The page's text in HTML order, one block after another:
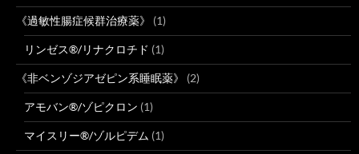
《過敏性腸症候群治療薬》 (1)
リンゼス®/リナクロチド (1)
《非ベンゾジアゼピン系睡眠薬》 (2)
アモバン®/ゾピクロン (1)
マイスリー®/ゾルピデム (1)